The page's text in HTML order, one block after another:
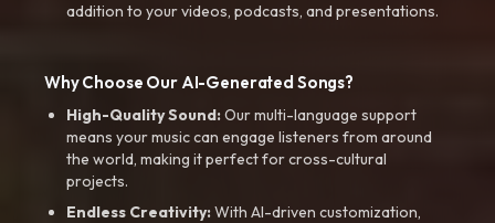
addition to your videos, podcasts, and presentations.
Why Choose Our AI-Generated Songs?
High-Quality Sound:Our multi-language support
means your music can engage listeners from around
the world, making it perfect for cross-cultural
projects.
Endless Creativity:With AI-driven customization,